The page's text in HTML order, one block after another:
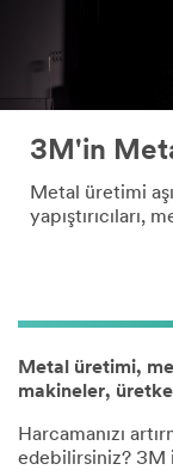
3M'in
Metal üretimi
yapıştırıcıları,
Metal üretimi,
makineler,
Harcamanızı
edebilirsiniz? 3M